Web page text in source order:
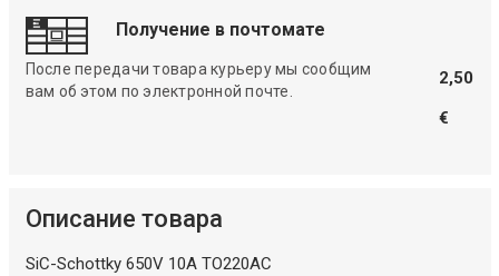
Получение в почтомате
После передачи товара курьеру мы сообщим
вам об этом по электронной почте.
2,50
€
Описание товара
SiC-Schottky 650V 10A TO220AC